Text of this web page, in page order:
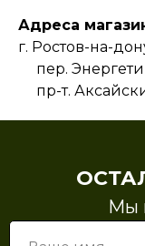
Адреса
г. Ростов-на-
пер.
пр-т.
Мы